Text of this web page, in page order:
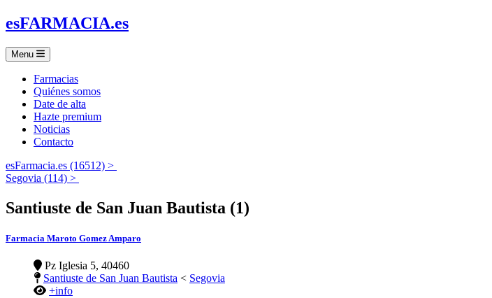
esFARMACIA.es
Menu
Farmacias
Quiénes somos
Date de alta
Hazte premium
Noticias
Contacto
esFarmacia.es (16512) >
Segovia (114) >
Santiuste de San Juan Bautista (1)
Farmacia Maroto Gomez Amparo
Pz Iglesia 5, 40460
Santiuste de San Juan Bautista < Segovia
+info